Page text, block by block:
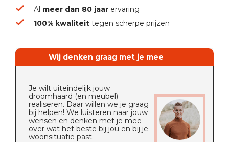
Al meer dan 80 jaar ervaring
100% kwaliteit tegen scherpe prijzen
Wij denken graag met je mee
Je wilt uiteindelijk jouw
droomhaard (en meubel)
realiseren. Daar willen we je graag
bij helpen! We luisteren naar jouw
wensen en denken met je mee
over wat het beste bij jou en bij je
woonsituatie past.